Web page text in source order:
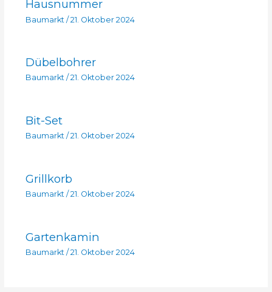
Hausnummer
Baumarkt /21. Oktober 2024
Dübelbohrer
Baumarkt/ 21. Oktober 2024
Bit-Set
Baumarkt/ 21. Oktober 2024
Grillkorb
Baumarkt/ 21. Oktober 2024
Gartenkamin
Baumarkt / 21. Oktober 2024